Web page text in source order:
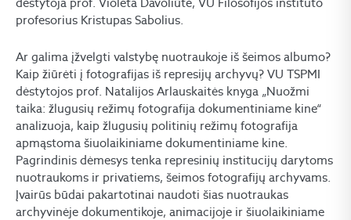
profesorius Kristupas Sabolius.
Ar galima įžvelgti valstybę nuotraukoje iš šeimos albumo?
Kaip žiūrėti į fotografijas iš represijų archyvų? VU TSPMI
dėstytojos prof. Natalijos Arlauskaitės knyga „Nuožmi
taika: žlugusių režimų fotografija dokumentiniame kine“
analizuoja, kaip žlugusių politinių režimų fotografija
apmąstoma šiuolaikiniame dokumentiniame kine.
Pagrindinis dėmesys tenka represinių institucijų darytoms
nuotraukoms ir privatiems, šeimos fotografijų archyvams.
Įvairūs būdai pakartotinai naudoti šias nuotraukas
archyvinėje dokumentikoje, animacijoje ir šiuolaikiniame